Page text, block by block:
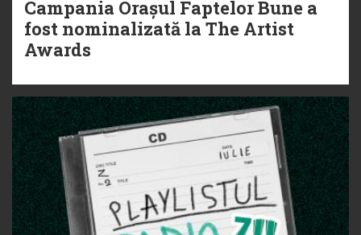
Campania Orașul Faptelor Bune a
fost nominalizată la The Artist
Awards